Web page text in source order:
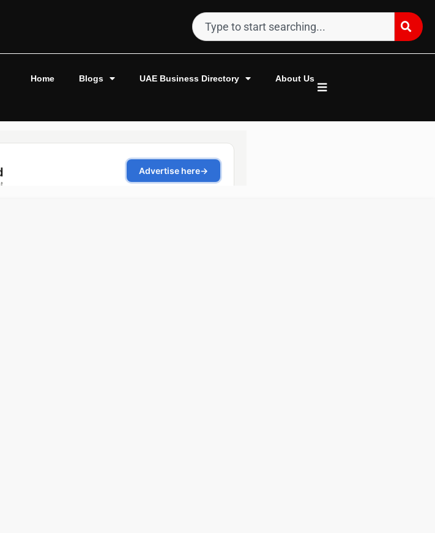
Home Blogs UAE Business Directory About Us